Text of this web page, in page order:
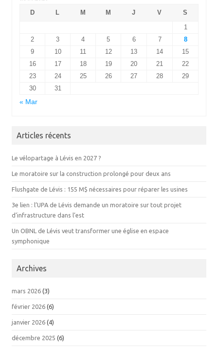
D
L M M J V
S
1
2
3 4 5 6 7
8
9
10 11 12 13 14
15
16
17 18 19 20 21
22
23
24 25 26 27 28
29
30
31
« Mar
Articles récents
Le vélopartage à Lévis en 2027 ?
Le moratoire sur la construction prolongé pour deux ans
Flushgate de Lévis : 155 M$ nécessaires pour réparer les usines
3e lien : l’UPA de Lévis demande un moratoire sur tout projet
d’infrastructure dans l’est
Un OBNL de Lévis veut transformer une église en espace
symphonique
Archives
mars 2026 (3)
février 2026 (6)
janvier 2026 (4)
décembre 2025 (6)